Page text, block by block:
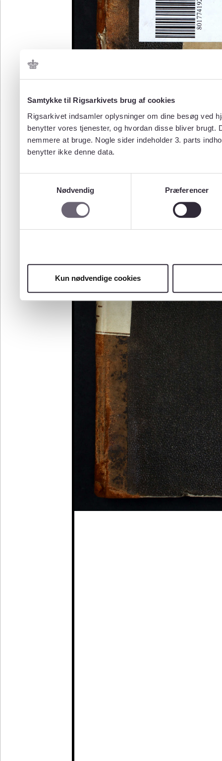
Samtykke til Rigsarkivets brug af cookies
Rigsarkivet indsamler oplysninger om dine besøg ved
benytter vores tjenester, og hvordan disse bliver
nemmere at bruge. Nogle sider indeholder 3. parts
benytter ikke denne data.
Nødvendig
Præferencer
Kun nødvendige cookies